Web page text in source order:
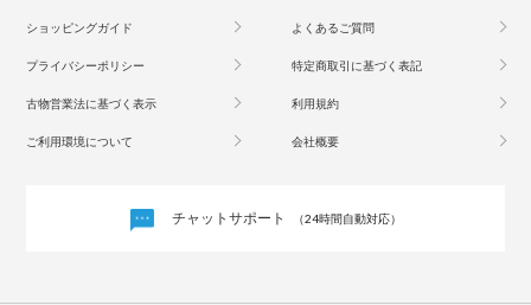
ショッピングガイド よくあるご質問
プライバシーポリシー 特定商取引に基づく表記
古物営業法に基づく表示 利用規約
ご利用環境について 会社概要
チャットサポート （24時間自動対応）